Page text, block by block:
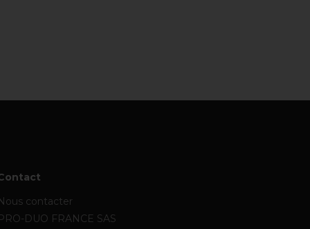
contacter
DUO FRANCE SAS